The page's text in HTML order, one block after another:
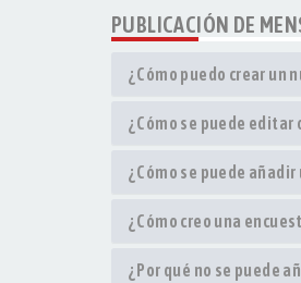
PUBLICACIÓN DE
¿Cómo puedo crear un
¿Cómo se puede editar
¿Cómo se puede
¿Cómo creo una
¿Por qué no se puede